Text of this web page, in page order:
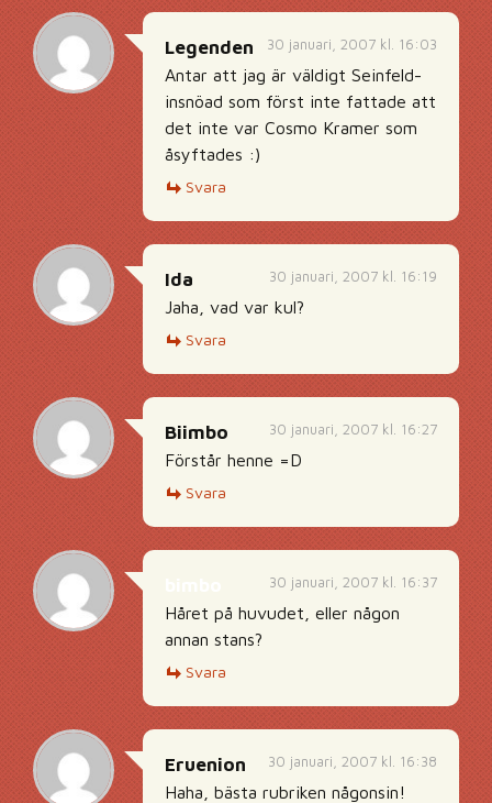
30 januari, 2007 kl. 16:03
Legenden
Antar att jag är väldigt Seinfeld-
insnöad som först inte fattade att
det inte var Cosmo Kramer som
åsyftades :)
Svara
30 januari, 2007 kl. 16:19
Ida
Jaha, vad var kul?
Svara
30 januari, 2007 kl. 16:27
Biimbo
Förstår henne =D
Svara
30 januari, 2007 kl. 16:37
Håret på huvudet, eller någon
annan stans?
Svara
30 januari, 2007 kl. 16:38
Eruenion
Haha, bästa rubriken någonsin!